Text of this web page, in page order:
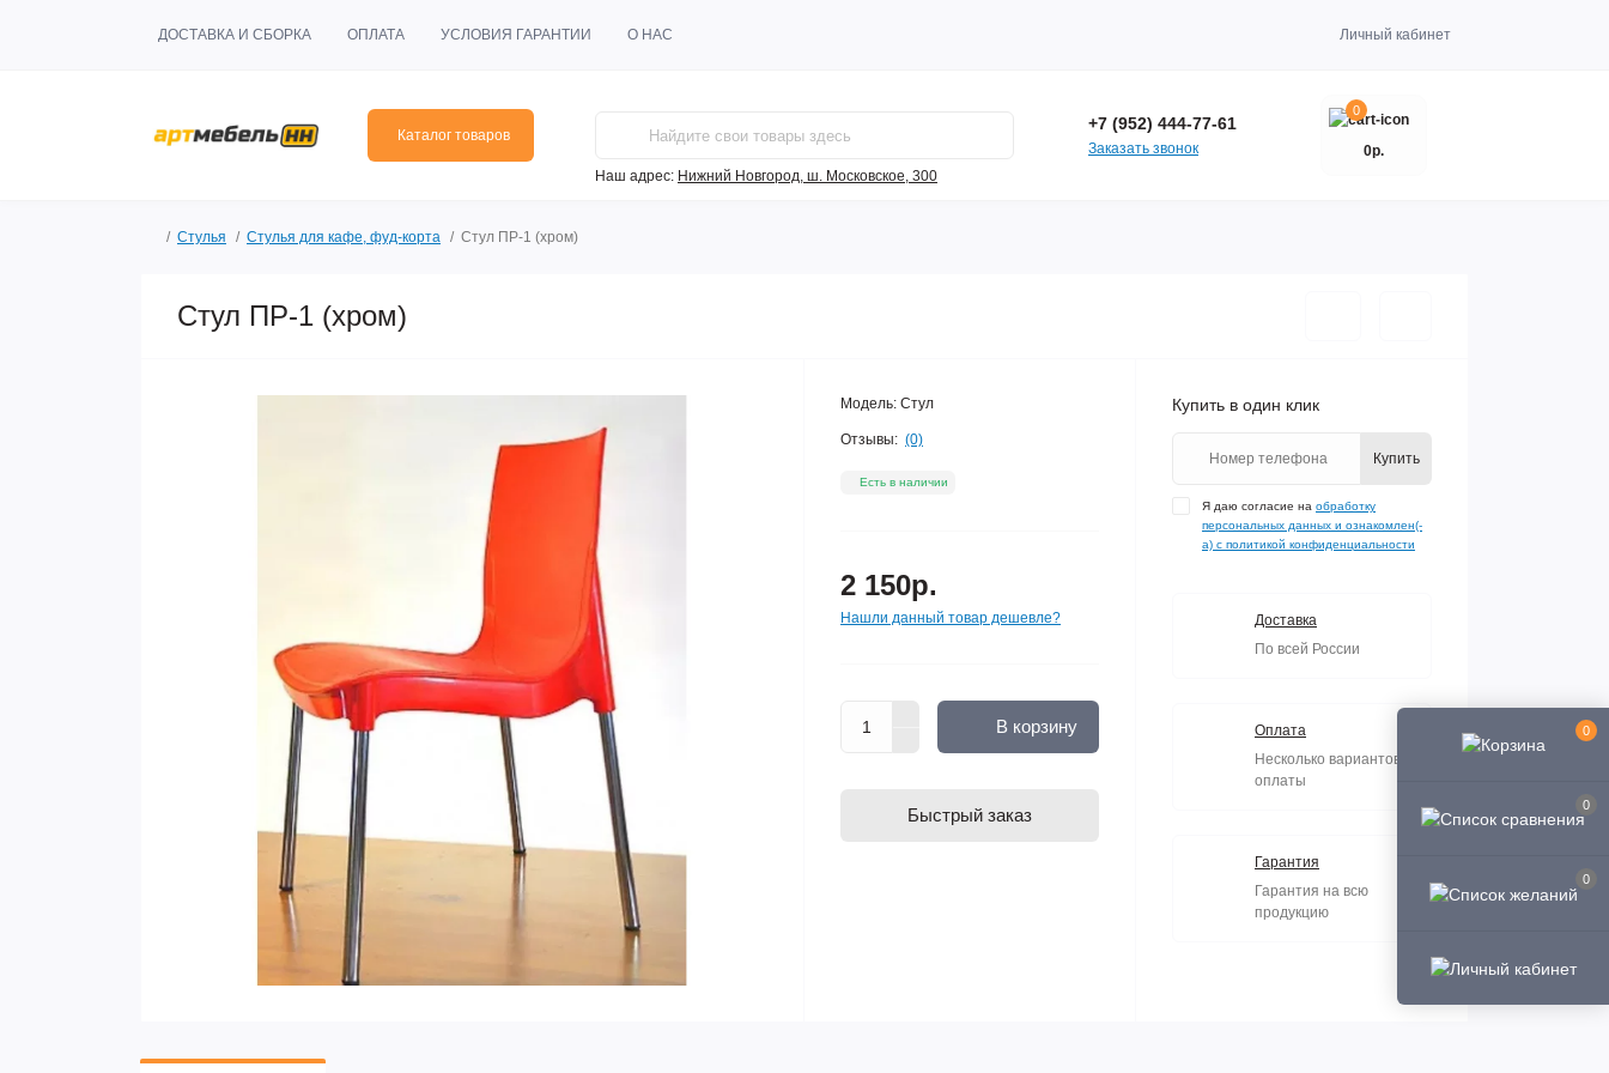
0
0
0
ДОСТАВКА И СБОРКА ОПЛАТА УСЛОВИЯ ГАРАНТИИ О НАС Личный кабинет
Каталог товаров
Наш адрес: Нижний Новгород, ш. Московское, 300
+7 (952) 444-77-61
Заказать звонок
0
0р.
Стулья Стулья для кафе, фуд-корта Стул ПР-1 (хром)
Стул ПР-1 (хром)
Модель: Стул
Отзывы: (0)
Есть в наличии
2 150р.
Нашли данный товар дешевле?
В корзину
Быстрый заказ
Купить в один клик
Купить
Я даю согласие на обработку
персональных данных и ознакомлен(-
а) с политикой конфиденциальности
Доставка
По всей России
Оплата
Несколько вариантов
оплаты
Гарантия
Гарантия на всю
продукцию